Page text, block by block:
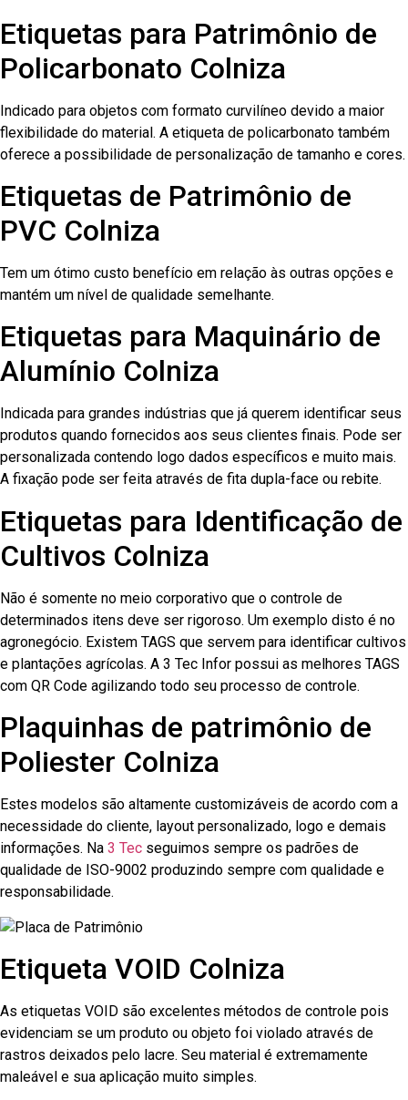
Etiquetas para Patrimônio de
Policarbonato Colniza
Indicado para objetos com formato curvilíneo devido a maior
flexibilidade do material. A etiqueta de policarbonato também
oferece a possibilidade de personalização de tamanho e cores.
Etiquetas de Patrimônio de
PVC Colniza
Tem um ótimo custo benefício em relação às outras opções e
mantém um nível de qualidade semelhante.
Etiquetas para Maquinário de
Alumínio Colniza
Indicada para grandes indústrias que já querem identificar seus
produtos quando fornecidos aos seus clientes finais. Pode ser
personalizada contendo logo dados específicos e muito mais.
A fixação pode ser feita através de fita dupla-face ou rebite.
Etiquetas para Identificação de
Cultivos Colniza
Não é somente no meio corporativo que o controle de
determinados itens deve ser rigoroso. Um exemplo disto é no
agronegócio. Existem TAGS que servem para identificar cultivos
e plantações agrícolas. A 3 Tec Infor possui as melhores TAGS
com QR Code agilizando todo seu processo de controle.
Plaquinhas de patrimônio de
Poliester Colniza
Estes modelos são altamente customizáveis de acordo com a
necessidade do cliente, layout personalizado, logo e demais
informações. Na 3 Tec seguimos sempre os padrões de
qualidade de ISO-9002 produzindo sempre com qualidade e
responsabilidade.
Etiqueta VOID Colniza
As etiquetas VOID são excelentes métodos de controle pois
evidenciam se um produto ou objeto foi violado através de
rastros deixados pelo lacre. Seu material é extremamente
maleável e sua aplicação muito simples.